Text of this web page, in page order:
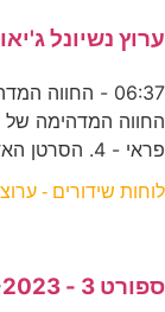
ערוץ נשיונל ג'יאו ווילד
פראי - 4. הסרטן האדום של אי הכריסטמ 07:46 -
לוחות שידורים -
ספורט 3 - 10-01-2023